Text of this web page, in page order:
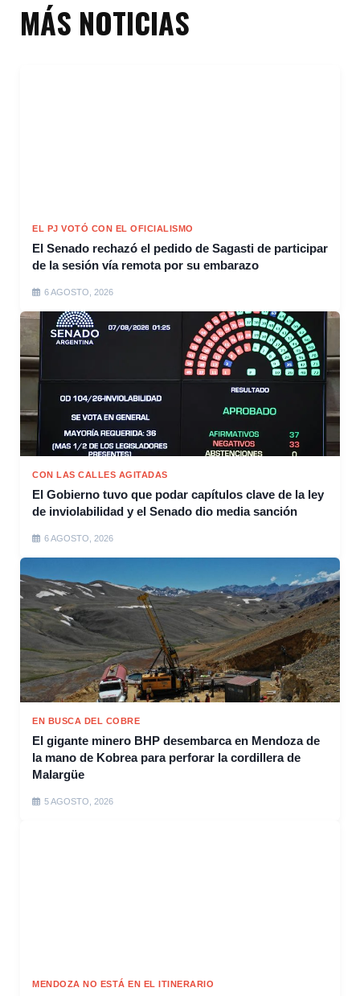
MÁS NOTICIAS
EL PJ VOTÓ CON EL OFICIALISMO
El Senado rechazó el pedido de Sagasti de participar
de la sesión vía remota por su embarazo
6 AGOSTO, 2026
CON LAS CALLES AGITADAS
El Gobierno tuvo que podar capítulos clave de la ley
de inviolabilidad y el Senado dio media sanción
6 AGOSTO, 2026
EN BUSCA DEL COBRE
El gigante minero BHP desembarca en Mendoza de
la mano de Kobrea para perforar la cordillera de
Malargüe
5 AGOSTO, 2026
MENDOZA NO ESTÁ EN EL ITINERARIO